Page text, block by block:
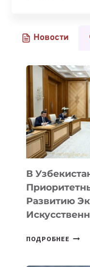
Новости
В
Развитию
ПОДРОБНЕЕ